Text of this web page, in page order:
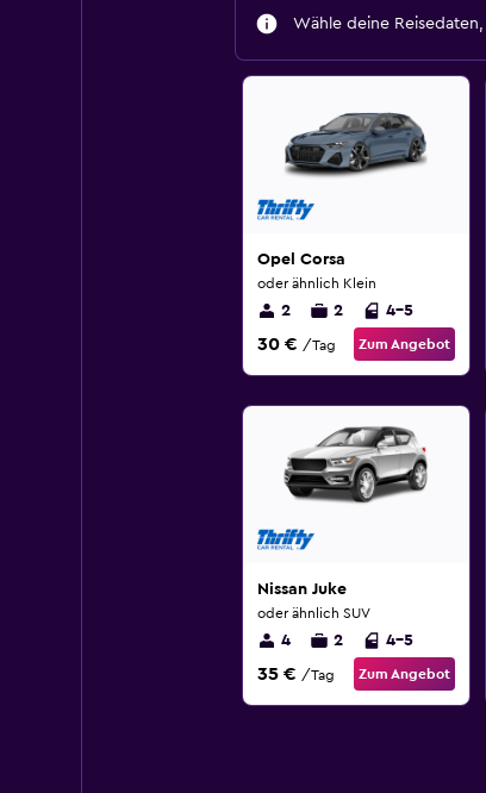
Wähle deine
Opel Corsa
oder ähnlich Klein
2 2 4-5
30 € /Tag Zum Angebot
Nissan Juke
oder ähnlich SUV
4 2 4-5
35 € /Tag Zum Angebot